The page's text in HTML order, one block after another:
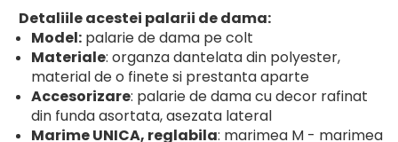
Detaliile acestei palarii de dama:
Model: palarie de dama pe colt
Materiale: organza dantelata din polyester,
material de o finete si prestanta aparte
Accesorizare: palarie de dama cu decor rafinat
din funda asortata, asezata lateral
Marime UNICA, reglabila: marimea M - marimea